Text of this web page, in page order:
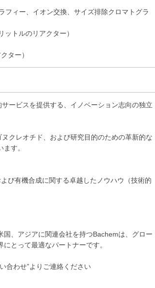
フィー、イオン交換、サイズ排除クロマトグラ
トルのリアクター）
ター）
ービスを提供する、イノベーション志向の独立
クレオチド、および研究目的のための革新的な
す。
び有機合成に関する卓越したノウハウ（技術的
、アジアに関連会社を持つBachemは、グロー
とって最適なパートナーです。
合わせ”よりご連絡ください